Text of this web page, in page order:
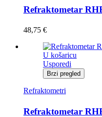
Refraktometar
48,75 €
U košaricu
Usporedi
Brzi pregled
Refraktometri
Refraktometar